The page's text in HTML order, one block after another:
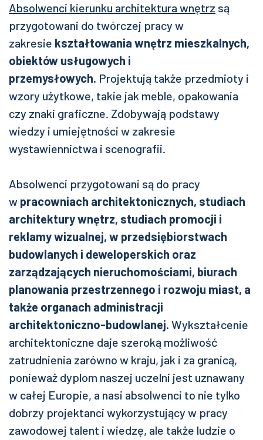
Absolwenci kierunku architektura wnętrz są
przygotowani do twórczej pracy w
zakresie kształtowania wnętrz mieszkalnych,
obiektów usługowych i
przemysłowych. Projektują także przedmioty i
wzory użytkowe, takie jak meble, opakowania
czy znaki graficzne. Zdobywają podstawy
wiedzy i umiejętności w zakresie
wystawiennictwa i scenografii.
Absolwenci przygotowani są do pracy
w pracowniach architektonicznych, studiach
architektury wnętrz, studiach promocji i
reklamy wizualnej, w przedsiębiorstwach
budowlanych i deweloperskich oraz
zarządzających nieruchomościami, biurach
planowania przestrzennego i rozwoju miast, a
także organach administracji
architektoniczno-budowlanej. Wykształcenie
architektoniczne daje szeroką możliwość
zatrudnienia zarówno w kraju, jak i za granicą,
ponieważ dyplom naszej uczelni jest uznawany
w całej Europie, a nasi absolwenci to nie tylko
dobrzy projektanci wykorzystujący w pracy
zawodowej talent i wiedzę, ale także ludzie o